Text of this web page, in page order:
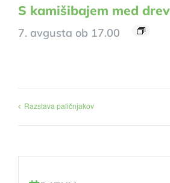
S kamišibajem med
7. avgusta ob 17.00
Razstava paličnjakov